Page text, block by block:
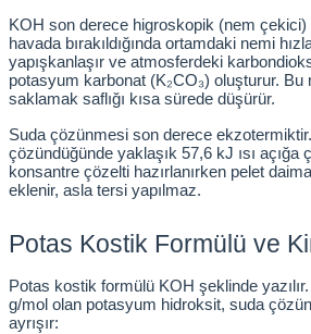
Kapları
Buz Yapma Makineleri
KOH son derece higroskopik (nem çekici)
havada bırakıldığında ortamdaki nemi
yapışkanlaşır ve atmosferdeki
potasyum karbonat (K₂CO₃) oluşturur. Bu
saklamak saflığı kısa sürede düşürür.
Suda çözünmesi son derece
çözündüğünde yaklaşık 57,6 kJ ısı açığa
konsantre çözelti hazırlanırken pelet
eklenir, asla tersi yapılmaz.
Potas Kostik Formülü ve
Potas kostik formülü KOH şeklinde yazılır.
g/mol olan potasyum hidroksit, suda
ayrışır: